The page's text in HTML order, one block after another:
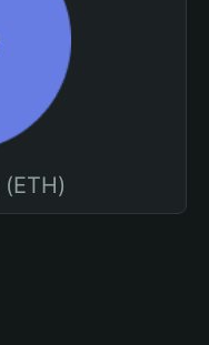
محفظة إيثيريوم (ETH)